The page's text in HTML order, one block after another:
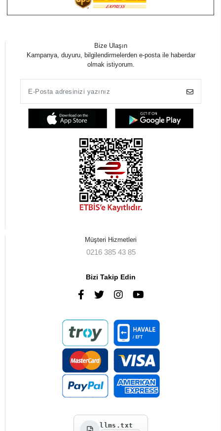
Bize Ulaşın
Kampanya, duyuru, bilgilendirmelerden e-posta ile haberdar
olmak istiyorum.
Müşteri Hizmetleri
0216 385 43 85
Bizi Takip Edin
llms.txt